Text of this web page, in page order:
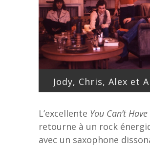
Jody, Chris, Alex et
L’excellente You Can’t
retourne à un rock
avec un saxophone